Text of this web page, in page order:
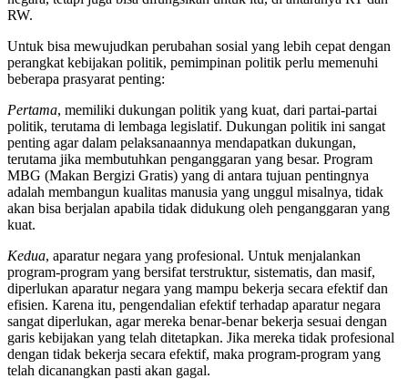
RW.
Untuk bisa mewujudkan perubahan sosial yang lebih cepat dengan
perangkat kebijakan politik, pemimpinan politik perlu memenuhi
beberapa prasyarat penting:
Pertama, memiliki dukungan politik yang kuat, dari partai-partai
politik, terutama di lembaga legislatif. Dukungan politik ini sangat
penting agar dalam pelaksanaannya mendapatkan dukungan,
terutama jika membutuhkan penganggaran yang besar. Program
MBG (Makan Bergizi Gratis) yang di antara tujuan pentingnya
adalah membangun kualitas manusia yang unggul misalnya, tidak
akan bisa berjalan apabila tidak didukung oleh penganggaran yang
kuat.
Kedua, aparatur negara yang profesional. Untuk menjalankan
program-program yang bersifat terstruktur, sistematis, dan masif,
diperlukan aparatur negara yang mampu bekerja secara efektif dan
efisien. Karena itu, pengendalian efektif terhadap aparatur negara
sangat diperlukan, agar mereka benar-benar bekerja sesuai dengan
garis kebijakan yang telah ditetapkan. Jika mereka tidak profesional
dengan tidak bekerja secara efektif, maka program-program yang
telah dicanangkan pasti akan gagal.